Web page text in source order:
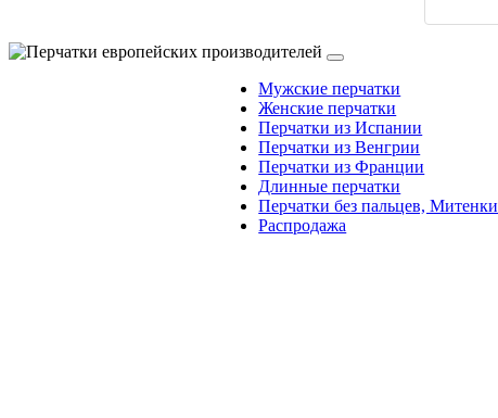
Мужские перчатки
Женские перчатки
Перчатки из Испании
Перчатки из Венгрии
Перчатки из Франции
Длинные перчатки
Перчатки без пальцев, Митенки
Распродажа